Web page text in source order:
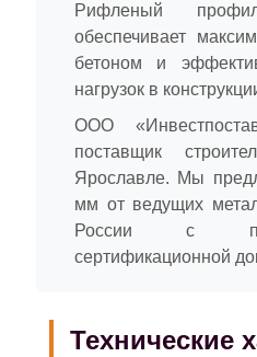
Рифленый
обеспечивает
бетоном и
нагрузок в
ООО
поставщик
Ярославле. Мы
мм от ведущих
России с
сертификационной
Технические